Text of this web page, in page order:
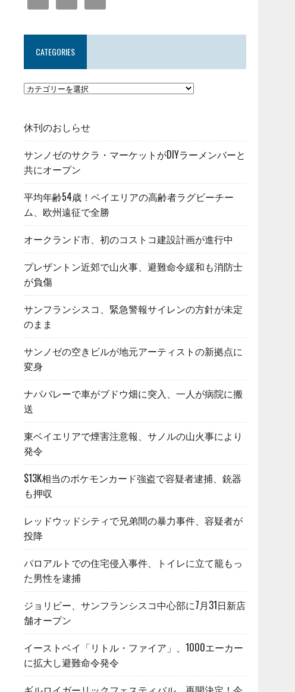
CATEGORIES
休刊のおしらせ
サンノゼのサクラ・マーケットがDIYラーメンバーと
共にオープン
平均年齢54歳！ベイエリアの高齢者ラグビーチー
ム、欧州遠征で全勝
オークランド市、初のコストコ建設計画が進行中
プレザントン近郊で山火事、避難命令緩和も消防士
が負傷
サンフランシスコ、緊急警報サイレンの方針が未定
のまま
サンノゼの空きビルが地元アーティストの新拠点に
変身
ナパバレーで車がブドウ畑に突入、一人が病院に搬
送
東ベイエリアで煙害注意報、サノルの山火事により
発令
$13K相当のポケモンカード強盗で容疑者逮捕、銃器
も押収
レッドウッドシティで兄弟間の暴力事件、容疑者が
投降
パロアルトでの住宅侵入事件、トイレに立て籠もっ
た男性を逮捕
ジョリビー、サンフランシスコ中心部に7月31日新店
舗オープン
イーストベイ「リトル・ファイア」、1000エーカー
に拡大し避難命令発令